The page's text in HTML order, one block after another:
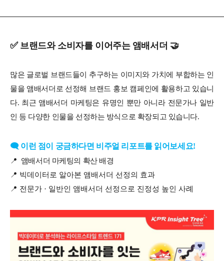
✅ 브랜드와 소비자를 이어주는 앰배서더 🤝
많은 글로벌 브랜드들이 추구하는 이미지와 가치에 부합하는 인
물을 앰배서더로 선정해 브랜드 홍보 캠페인에 활용하고 있습니
다. 최근 앰배서더 마케팅은 유명인 뿐만 아니라 전문가나 일반
인 등 다양한 인물을 선정하는 방식으로 확장되고 있습니다.
🗨️ 이런 점이 궁금하다면 비주얼 리포트를 읽어보세요!
📍
앰배서더 마케팅의 확산 배경
📍 빅데이터로 알아본 앰배서더 선정의 효과
📍 전문가 · 일반인 앰배서더 선정으로 진정성 높인 사례